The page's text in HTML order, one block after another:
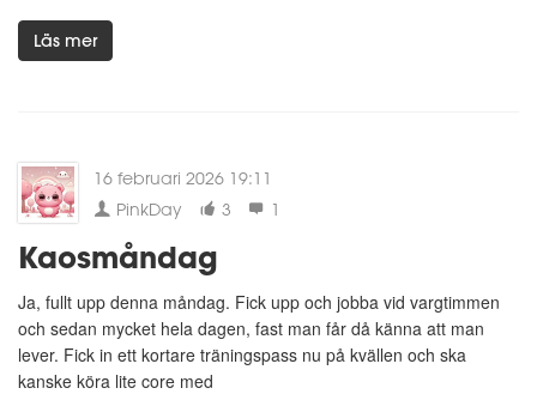
Läs mer
16 februari 2026 19:11
PinkDay
3 1
Kaosmåndag
Ja, fullt upp denna måndag. Fick upp och jobba vid vargtimmen
och sedan mycket hela dagen, fast man får då känna att man
lever. Fick in ett kortare träningspass nu på kvällen och ska
kanske köra lite core med